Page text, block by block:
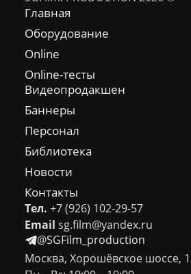
Главная
Оборудование
Online
Online-тесты
Видеопродакшен
Баннеры
Персонал
Библиотека
Новости
Контакты
Тел. +7 (926) 102-29-57
Email sg.film@yandex.ru
@SGFilm_production
Москва, Хорошёвское шоссе,